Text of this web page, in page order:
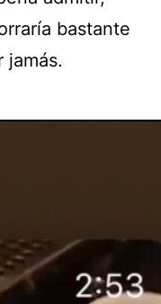
bastante
jamás.